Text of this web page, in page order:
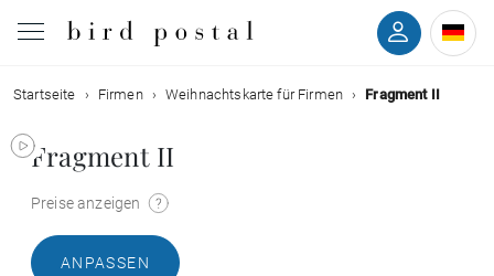
Hochzeit
Geburt
Startseite Firmen Weihnachtskarte für Firmen Fragment II
Fragment II
Preise anzeigen
ANPASSEN